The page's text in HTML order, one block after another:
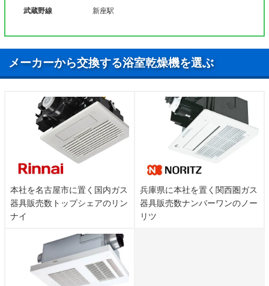
武蔵野線 新座駅
メーカーから交換する浴室乾燥機を選ぶ
本社を名古屋市に置く国内ガス
器具販売数トップシェアのリン
ナイ
兵庫県に本社を置く関西圏ガス
器具販売数ナンバーワンのノー
リツ